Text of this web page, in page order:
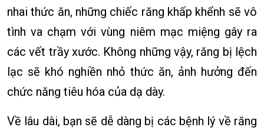
nhai thức ăn, những chiếc răng khấp khểnh sẽ vô
tình va chạm với vùng niêm mạc miệng gây ra
các vết trầy xước. Không những vậy, răng bị lệch
lạc sẽ khó nghiền nhỏ thức ăn, ảnh hưởng đến
chức năng tiêu hóa của dạ dày.
Về lâu dài, bạn sẽ dễ dàng bị các bệnh lý về răng